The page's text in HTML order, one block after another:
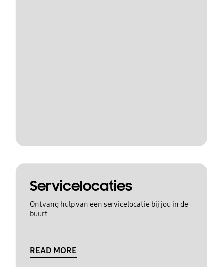
Servicelocaties
Ontvang hulp van een servicelocatie bij jou in de
buurt
READ MORE